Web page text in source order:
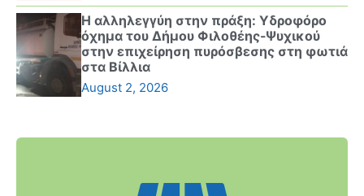
Η αλληλεγγύη στην πράξη: Υδροφόρο
όχημα του Δήμου Φιλοθέης-Ψυχικού
στην επιχείρηση πυρόσβεσης στη φωτιά
στα Βίλλια
August 2, 2026